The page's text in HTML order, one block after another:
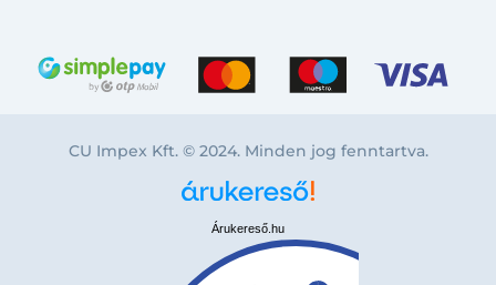
CU Impex Kft. © 2024. Minden jog fenntartva.
Árukereső.hu